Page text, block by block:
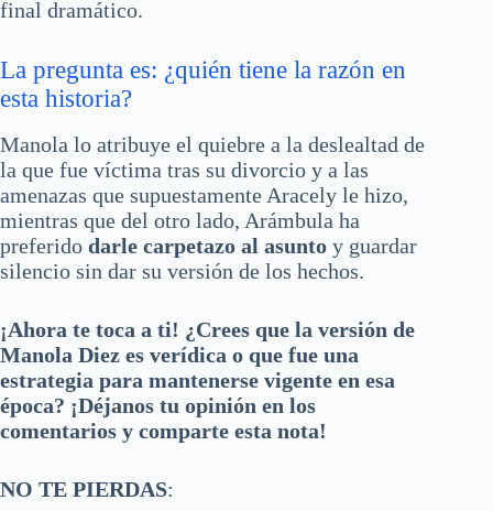
final dramático.
La pregunta es: ¿quién tiene la razón en
esta historia?
Manola lo atribuye el quiebre a la deslealtad de
la que fue víctima tras su divorcio y a las
amenazas que supuestamente Aracely le hizo,
mientras que del otro lado, Arámbula ha
preferido darle carpetazo al asunto y guardar
silencio sin dar su versión de los hechos.
¡Ahora te toca a ti! ¿Crees que la versión de
Manola Diez es verídica o que fue una
estrategia para mantenerse vigente en esa
época? ¡Déjanos tu opinión en los
comentarios y comparte esta nota!
NO TE PIERDAS: